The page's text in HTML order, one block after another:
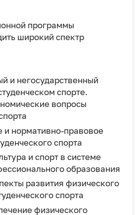
программы
широкий спектр
и негосударственный
спорте.
вопросы
и нормативно-правовое
спорта
и спорт в системе
образования
развития физического
спорта
физического